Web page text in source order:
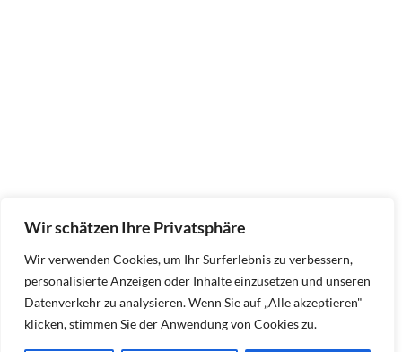
Wir schätzen Ihre Privatsphäre
Wir verwenden Cookies, um Ihr Surferlebnis zu verbessern,
personalisierte Anzeigen oder Inhalte einzusetzen und unseren
Datenverkehr zu analysieren. Wenn Sie auf „Alle akzeptieren"
klicken, stimmen Sie der Anwendung von Cookies zu.